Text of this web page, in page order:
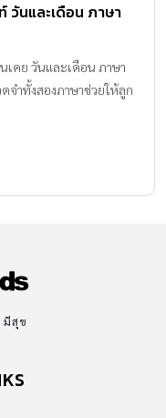
วันและเดือน ภาษา
เคย วันและเดือน ภาษา
จำทั้งสองภาษาช่วยให้ลูก
มีสุข